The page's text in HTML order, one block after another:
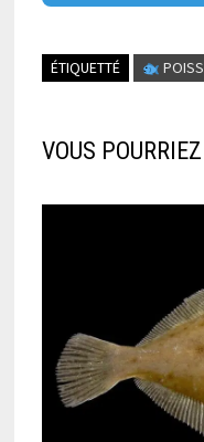
ÉTIQUETTÉ
VOUS